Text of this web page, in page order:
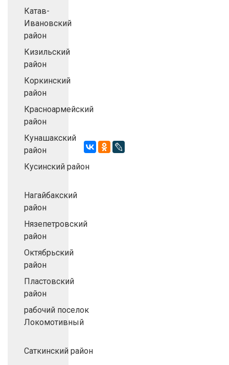
Катав-
Ивановский
район
Кизильский
район
Коркинский
район
Красноармейский
район
Кунашакский
район
Кусинский район
Нагайбакский
район
Нязепетровский
район
Октябрьский
район
Пластовский
район
рабочий поселок
Локомотивный
Саткинский район